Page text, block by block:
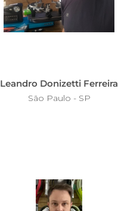
Leandro Donizetti Ferreira
São Paulo - SP